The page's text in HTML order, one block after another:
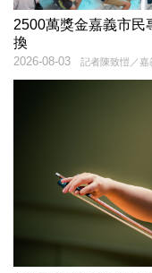
2500萬獎金嘉義市
換
記者陳致愷／嘉
2026-08-03